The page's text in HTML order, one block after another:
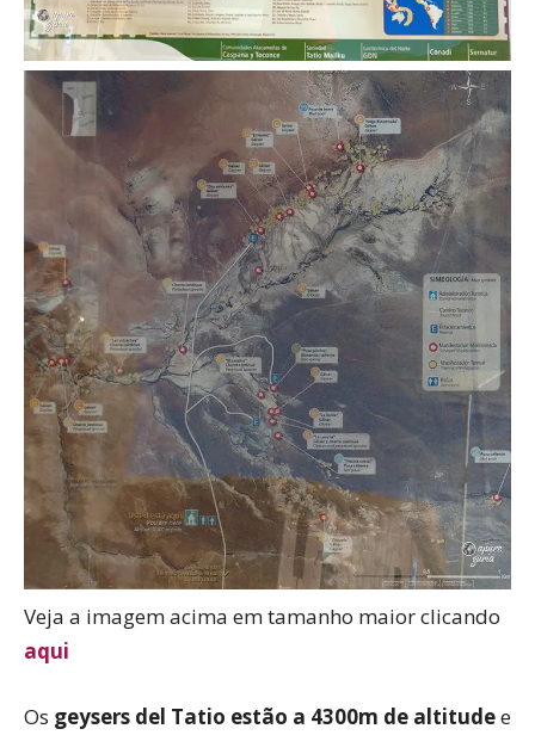
Veja a imagem acima em tamanho maior clicando
aqui
Os geysers del Tatio estão a 4300m de altitudee